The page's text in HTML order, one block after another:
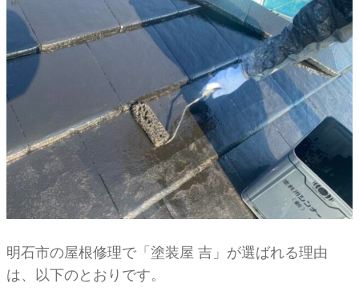
明石市の屋根修理で「塗装屋 吉」が選ばれる理由
は、以下のとおりです。